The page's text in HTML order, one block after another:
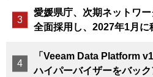
愛媛県庁、次期ネットワ
全面採用し、2027年1月に
「Veeam Data Platform
ハイパーバイザーをバッ